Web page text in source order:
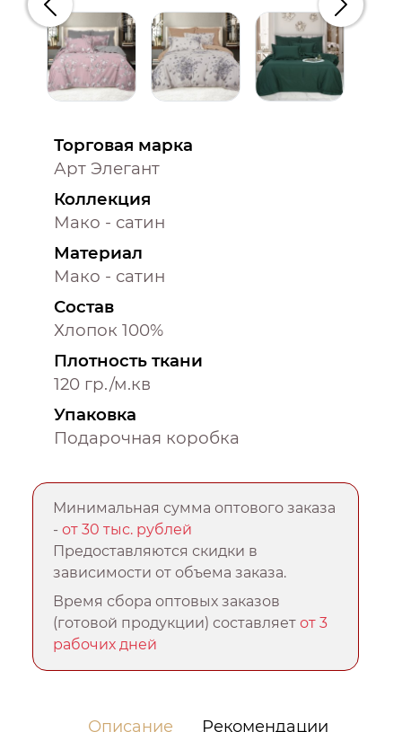
Предыдущий
Торговая марка
Арт Элегант
Коллекция
Мако - сатин
Материал
Мако - сатин
Состав
Хлопок 100%
Плотность ткани
120 гр./м.кв
Упаковка
Подарочная коробка
Минимальная сумма оптового заказа
-от 30 тыс. рублей
Предоставляются скидки в
зависимости от объема заказа.
Время сбора оптовых заказов
(готовой продукции) составляетот 3
рабочих дней
Описание Рекомендации